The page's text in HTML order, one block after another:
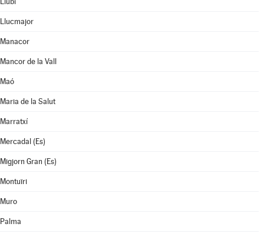
Llucmajor
Manacor
Mancor de la Vall
Maó
Maria de la Salut
Marratxí
Mercadal (Es)
Migjorn Gran (Es)
Montuïri
Muro
Palma